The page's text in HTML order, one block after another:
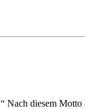
diesem Motto